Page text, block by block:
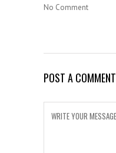
No Comment
POST A COMMENT